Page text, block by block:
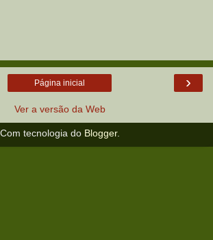
›
Página inicial
Ver a versão da Web
Com tecnologia do Blogger.